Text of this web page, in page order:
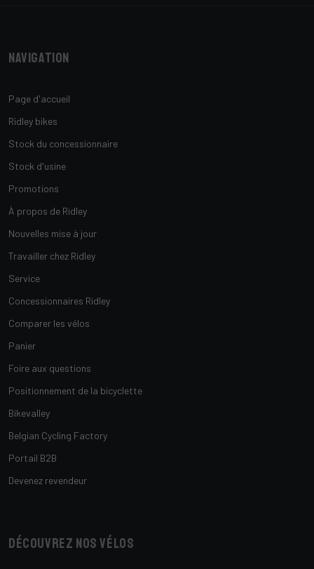
Navigation
Page d'accueil
Ridley bikes
Stock du concessionnaire
Stock d'usine
Promotions
À propos de Ridley
Nouvelles mise à jour
Travailler chez Ridley
Service
Concessionnaires Ridley
Comparer les vélos
Panier
Foire aux questions
Positionnement de la bicyclette
Bikevalley
Belgian Cycling Factory
Portail B2B
Devenez revendeur
Découvrez nos vélos